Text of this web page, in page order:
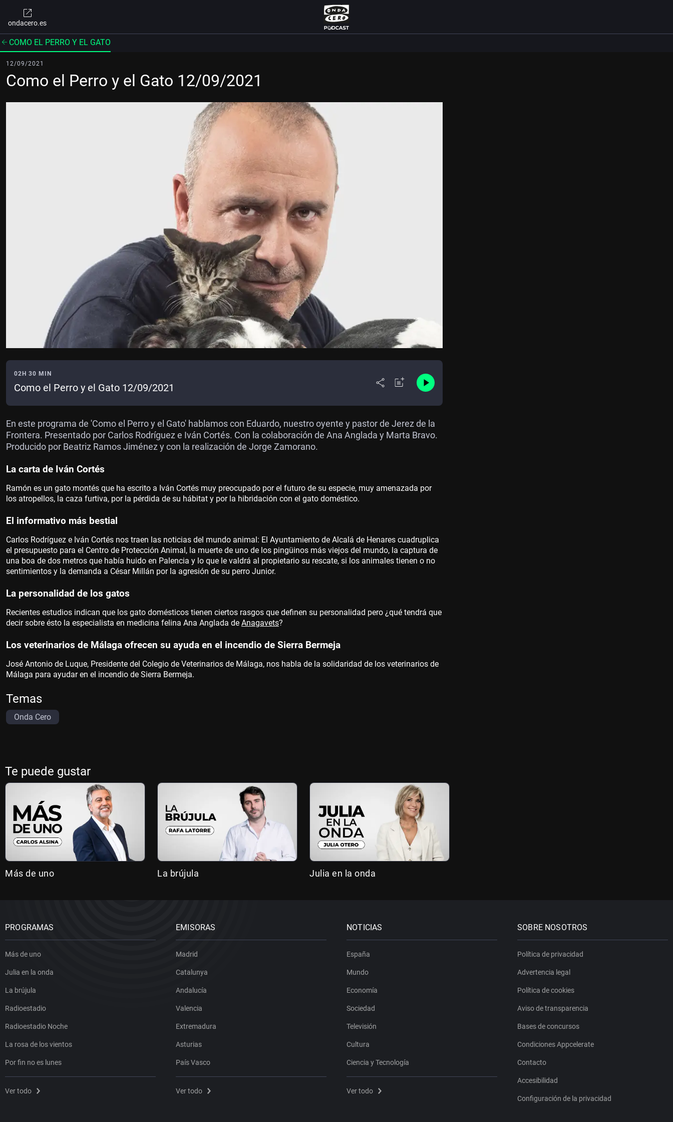
ondacero.es
COMO EL PERRO Y EL GATO
12/09/2021
Como el Perro y el Gato 12/09/2021
02H 30 MIN
Como el Perro y el Gato 12/09/2021
En este programa de 'Como el Perro y el Gato' hablamos con Eduardo, nuestro oyente y pastor de Jerez de la
Frontera. Presentado por Carlos Rodríguez e Iván Cortés. Con la colaboración de Ana Anglada y Marta Bravo.
Producido por Beatriz Ramos Jiménez y con la realización de Jorge Zamorano.
La carta de Iván Cortés
Ramón es un gato montés que ha escrito a Iván Cortés muy preocupado por el futuro de su especie, muy amenazada por
los atropellos, la caza furtiva, por la pérdida de su hábitat y por la hibridación con el gato doméstico.
El informativo más bestial
Carlos Rodríguez e Iván Cortés nos traen las noticias del mundo animal: El Ayuntamiento de Alcalá de Henares cuadruplica
el presupuesto para el Centro de Protección Animal, la muerte de uno de los pingüinos más viejos del mundo, la captura de
una boa de dos metros que había huido en Palencia y lo que le valdrá al propietario su rescate, si los animales tienen o no
sentimientos y la demanda a César Millán por la agresión de su perro Junior.
La personalidad de los gatos
Recientes estudios indican que los gato domésticos tienen ciertos rasgos que definen su personalidad pero ¿qué tendrá que
decir sobre ésto la especialista en medicina felina Ana Anglada de Anagavets?
Los veterinarios de Málaga ofrecen su ayuda en el incendio de Sierra Bermeja
José Antonio de Luque, Presidente del Colegio de Veterinarios de Málaga, nos habla de la solidaridad de los veterinarios de
Málaga para ayudar en el incendio de Sierra Bermeja.
Temas
Onda Cero
Te puede gustar
Más de uno La brújula Julia en la onda
PROGRAMAS
Más de uno
Julia en la onda
La brújula
Radioestadio
Radioestadio Noche
La rosa de los vientos
Por fin no es lunes
Ver todo
EMISORAS
Madrid
Catalunya
Andalucía
Valencia
Extremadura
Asturias
País Vasco
Ver todo
NOTICIAS
España
Mundo
Economía
Sociedad
Televisión
Cultura
Ciencia y Tecnología
Ver todo
SOBRE NOSOTROS
Política de privacidad
Advertencia legal
Política de cookies
Aviso de transparencia
Bases de concursos
Condiciones Appcelerate
Contacto
Accesibilidad
Configuración de la privacidad